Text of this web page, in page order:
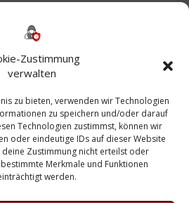
Zustimmung
verwalten
zu bieten, verwenden wir Technologien
zu speichern und/oder darauf
Technologien zustimmst, können wir
oder eindeutige IDs auf dieser Website
Zustimmung nicht erteilst oder
Merkmale und Funktionen
werden.
firewall Fritzbox
Microsoft
Server Sicherheit
Sophos SSL Ubuntu
UTM VCenter VCSA Veeam
WAZUH Windows
Zertifikat